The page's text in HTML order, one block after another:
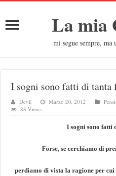
La mia
mi segue sempre,
I sogni sono fatti di tanta
Devil Marzo 20, 2012
88 Views
I sogni sono fatti
Forse, se cerchiamo di
perdiamo di vista la ragione per